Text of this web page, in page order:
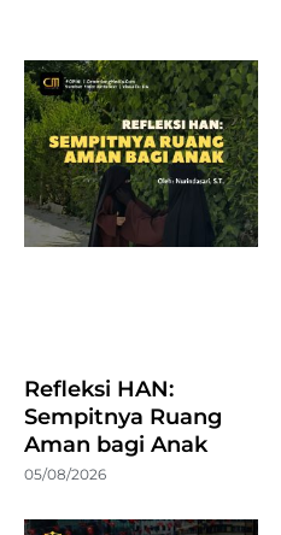
Refleksi HAN:
Sempitnya Ruang
Aman bagi Anak
05/08/2026